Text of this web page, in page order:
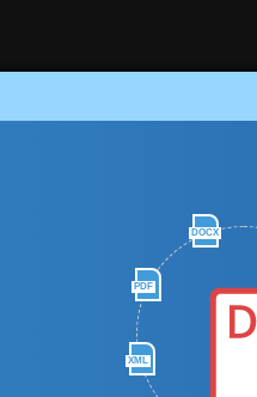
DOCX
PDF
XML